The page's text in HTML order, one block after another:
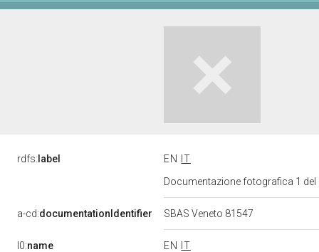
rdfs: label EN
IT
Documentazione fotografica 1
a-cd:documentationIdentifier SBAS Veneto 81547
l0:name EN
IT